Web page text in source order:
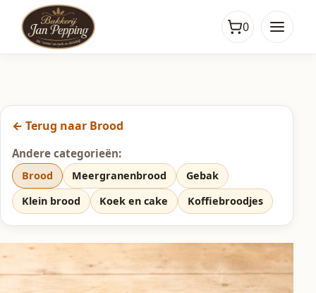
0
← Terug naar Brood
Andere categorieën:
Brood Meergranenbrood
Gebak
Klein brood
Koek en cake Koffiebroodjes